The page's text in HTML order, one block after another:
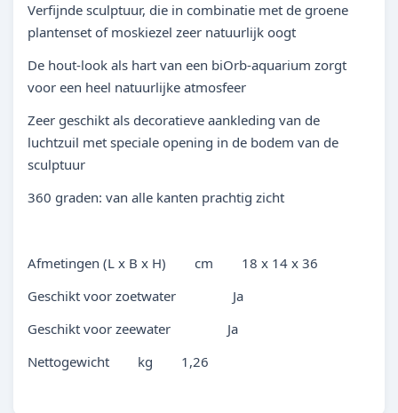
Verfijnde sculptuur, die in combinatie met de groene
plantenset of moskiezel zeer natuurlijk oogt
De hout-look als hart van een biOrb-aquarium zorgt
voor een heel natuurlijke atmosfeer
Zeer geschikt als decoratieve aankleding van de
luchtzuil met speciale opening in de bodem van de
sculptuur
360 graden: van alle kanten prachtig zicht
Afmetingen (L x B x H) cm 18 x 14 x 36
Geschikt voor zoetwater Ja
Geschikt voor zeewater Ja
Nettogewicht kg 1,26